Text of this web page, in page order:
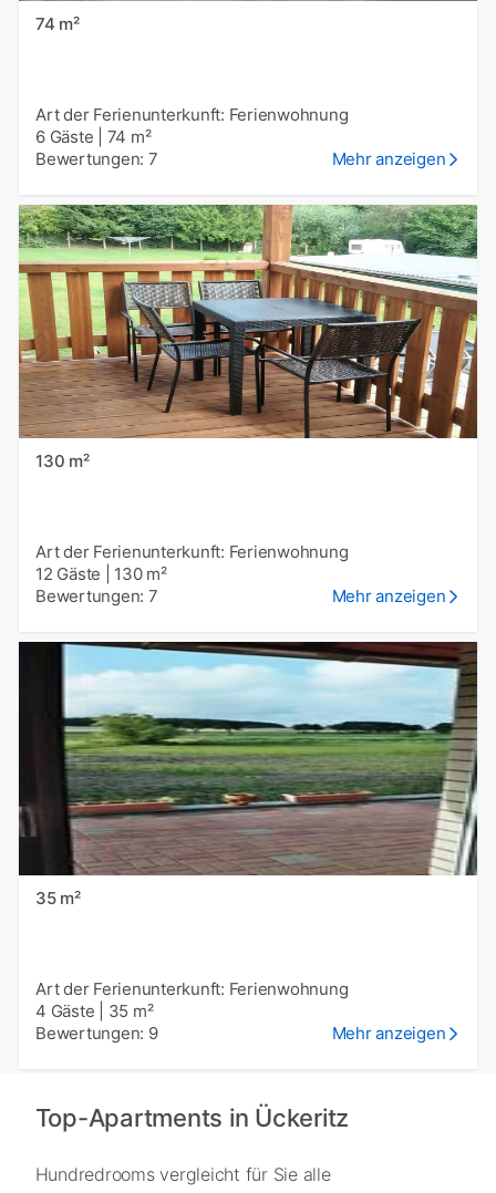
74 m²
Art der Ferienunterkunft: Ferienwohnung
6 Gäste
74 m²
Bewertungen: 7
Mehr anzeigen
130 m²
Art der Ferienunterkunft: Ferienwohnung
12 Gäste
130 m²
Bewertungen: 7
Mehr anzeigen
35 m²
Art der Ferienunterkunft: Ferienwohnung
4 Gäste
35 m²
Bewertungen: 9
Mehr anzeigen
Top-Apartments in Ückeritz
Hundredrooms vergleicht für Sie alle